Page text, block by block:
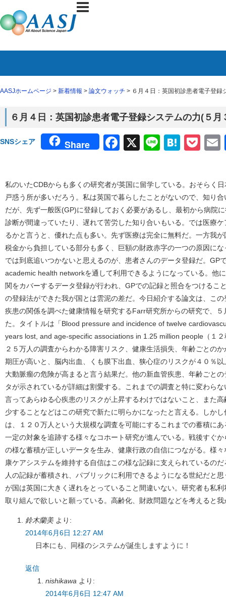
AASJホームページ > 新着情報 > 論文ウォッチ > ６月４日：英国初診患者電子登
６月４日：英国初診患者電子登録システムの力(５
SNSシェア Share Facebook
X Line
私のいたCDBからも多くの研究者が英国に留学している。おそらく
戸惑う所が多いだろう。私は英国で暮らしたことがないので、知り
だが、先ず一般医(GP)に登録しておく必要があるし、最初から病院
診断が間違っていたり、遅れて苦労した知り合いもいる。では医療
るかと言うと、優れた点も多い。先ず医療は完全に無料だ。一方我
税金から負担している部分も多く、巨額の財政赤字の一つの原因に
では到底追いつかないと思えるのが、患者さんのデータ登録だ。GP
academic health networkを通して利用できるようになっている。他
関をカバーするデータ登録が行われ、GPでの記録と照合をつけるこ
の登録法ができた我が国とは雲泥の差だ。今日紹介する論文は、こ
疾患の関係を調べた健康情報を研究するFarr研究所からの研究で、
た。タイトルは「Blood pressure and incidence of twelve
years lost, and age-specific associations in 1.25 million people（１
２５万人の調査からわかる障害リスク、健康生活損失、年齢ごとの
期圧が高いと、脳内出血、くも膜下出血、狭心症のリスクが４０％
大動脈瘤の危険が高まると言う結果だ。他の新血管疾患、年齢ごと
タが示されているが詳細は割愛する。これまでの調査と特に変わら
言ってあらゆる心疾患のリスクが上昇するわけではないこと、また
少することなどはこの研究で新たに明らかになったと言える。しか
は、１２０万人という大規模な調査を可能にするこれまでの蓄積に
一定の対象を追跡する様々なコホート研究が進んでいる。戦後すぐ
の様な蓄積が正しいデータを生み、健康行政の自信につながる。様
康ケアシステムを維持する自信はこの様な記録に支えられているの
人の記録が蓄積され、パブリックに利用できるようになる世紀だと
が国は英国に大きく遅れをとっていること間違いない。研究者も私
取り組んで欲しいと願っている。高齢化、財政問題などを考えると
鈴木蘭美 より:
2014年6月6日 12:27 AM
日本にも、同様のシステムが誕生しますように！
返信
nishikawa より:
2014年6月6日 12:47 AM